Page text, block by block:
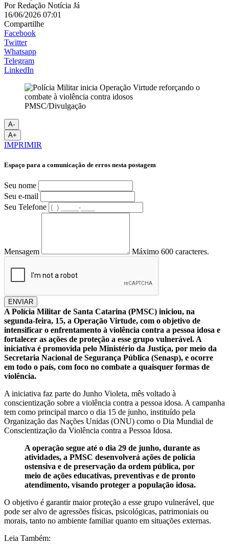
PorRedação Notícia Já
16/06/2026 07:01
Compartilhe
Facebook
Twitter
Whatsapp
Telegram
LinkedIn
PMSC/Divulgação
A-
A+
IMPRIMIR
Espaço para a comunicação de erros nesta postagem
Seu nome
Seu e-mail
Seu Telefone
Mensagem Máximo 600 caracteres.
ENVIAR
A Polícia Militar de Santa Catarina (PMSC) iniciou, na
segunda-feira, 15, a Operação Virtude, com o objetivo de
intensificar o enfrentamento à violência contra a pessoa idosa e
fortalecer as ações de proteção a esse grupo vulnerável. A
iniciativa é promovida pelo Ministério da Justiça, por meio da
Secretaria Nacional de Segurança Pública (Senasp), e ocorre
em todo o país, com foco no combate a quaisquer formas de
violência.
A iniciativa faz parte do Junho Violeta, mês voltado à
conscientização sobre a violência contra a pessoa idosa. A campanha
tem como principal marco o dia 15 de junho, instituído pela
Organização das Nações Unidas (ONU) como o Dia Mundial de
Conscientização da Violência contra a Pessoa Idosa.
A operação segue até o dia 29 de junho, durante as
atividades, a PMSC desenvolverá ações de polícia
ostensiva e de preservação da ordem pública, por
meio de ações educativas, preventivas e de pronto
atendimento, visando proteger a população idosa.
O objetivo é garantir maior proteção a esse grupo vulnerável, que
pode ser alvo de agressões físicas, psicológicas, patrimoniais ou
morais, tanto no ambiente familiar quanto em situações externas.
Leia Também: